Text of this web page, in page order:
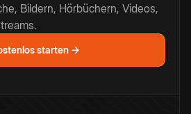
Bildern, Hörbüchern, Videos,
starten →